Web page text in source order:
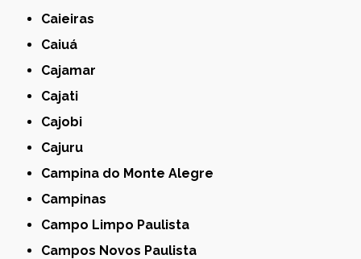
Caieiras
Caiuá
Cajamar
Cajati
Cajobi
Cajuru
Campina do Monte Alegre
Campinas
Campo Limpo Paulista
Campos Novos Paulista